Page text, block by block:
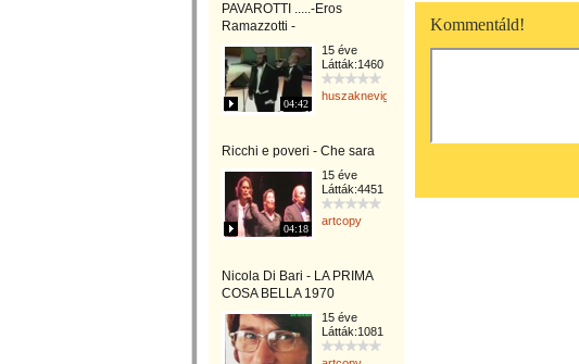
PAVAROTTI .....-Eros
Ramazzotti -
04:42
15 éve
Látták:1460
huszaknevighgabriella
Ricchi e poveri - Che sara
04:18
15 éve
Látták:4451
artcopy
Nicola Di Bari - LA PRIMA
COSA BELLA 1970
15 éve
Látták:1081
Kommentáld!